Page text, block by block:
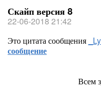
Скайп версия 8
22-06-2018 21:42
Это цитата сообщения
сообщение
Всем